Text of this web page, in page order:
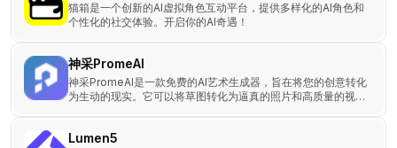
猫箱是一个创新的AI虚拟角色互动平台，提供多样化的AI角色和
个性化的社交体验。开启你的AI奇遇！
神采PromeAI
神采PromeAI是一款免费的AI艺术生成器，旨在将您的创意转化
为生动的现实。它可以将草图转化为逼真的照片和高质量的视
Lumen5